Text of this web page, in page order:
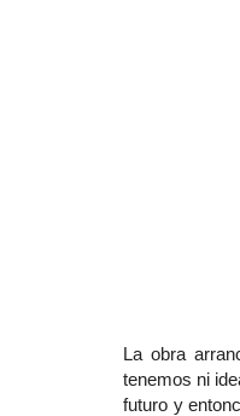
La obra
tenemos ni
futuro y